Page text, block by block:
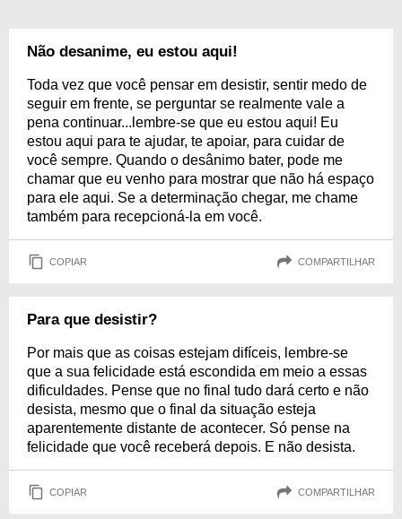
Não desanime, eu estou aqui!
Toda vez que você pensar em desistir, sentir medo de
seguir em frente, se perguntar se realmente vale a
pena continuar...lembre-se que eu estou aqui! Eu
estou aqui para te ajudar, te apoiar, para cuidar de
você sempre. Quando o desânimo bater, pode me
chamar que eu venho para mostrar que não há espaço
para ele aqui. Se a determinação chegar, me chame
também para recepcioná-la em você.
COPIAR COMPARTILHAR
Para que desistir?
Por mais que as coisas estejam difíceis, lembre-se
que a sua felicidade está escondida em meio a essas
dificuldades. Pense que no final tudo dará certo e não
desista, mesmo que o final da situação esteja
aparentemente distante de acontecer. Só pense na
felicidade que você receberá depois. E não desista.
COPIAR COMPARTILHAR